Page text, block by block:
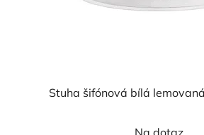
Stuha šifónová bílá
Na dotaz